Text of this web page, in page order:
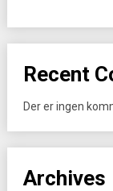
Recent
Der er ingen
Archives